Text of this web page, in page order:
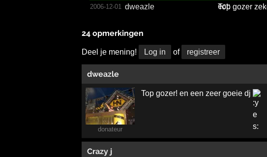
2006-12-01 dweazle Top gozer
24 opmerkingen
Deel je mening! Log in of registreer
dweazle
donateur
Top gozer! en een zeer goeie dj
Crazy j